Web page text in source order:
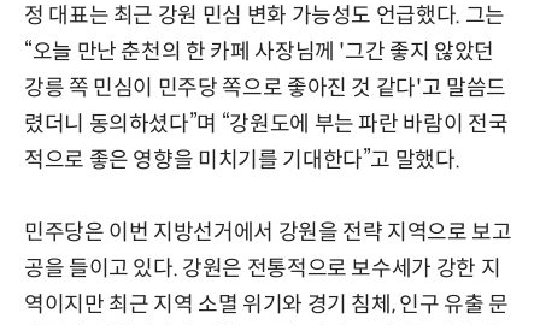
정 대표는 최근 강원 민심 변화 가능성도 언급했다. 그는
“오늘 만난 춘천의 한 카페 사장님께 '그간 좋지 않았던
강릉 쪽 민심이 민주당 쪽으로 좋아진 것 같다'고 말씀드
렸더니 동의하셨다”며 “강원도에 부는 파란 바람이 전국
적으로 좋은 영향을 미치기를 기대한다”고 말했다.
민주당은 이번 지방선거에서 강원을 전략 지역으로 보고
공을 들이고 있다. 강원은 전통적으로 보수세가 강한 지
역이지만 최근 지역 소멸 위기와 경기 침체, 인구 유출 문